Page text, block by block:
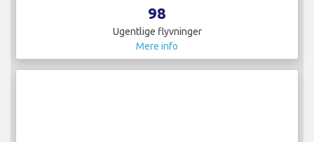
98
Ugentlige flyvninger
Mere info